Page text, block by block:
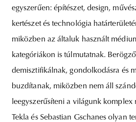
egyszerűen: építészet, design,
kertészet és technológia
miközben az általuk használt
kategóriákon is túlmutatnak.
demisztifikálnak, gondolkodásra és
buzdítanak, miközben nem áll
leegyszerűsíteni a világunk komplex
Tekla és Sebastian Gschanes olyan